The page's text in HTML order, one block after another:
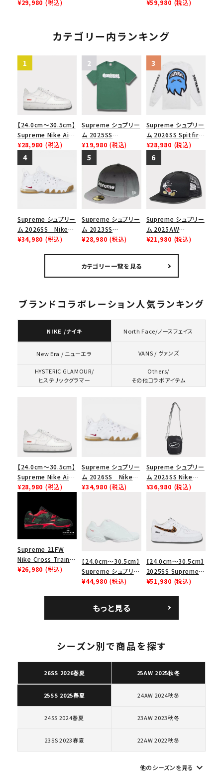
キーワードから探す
Force 1 Low シュプ
ューズ ブラック
¥29,980 (税込)
Rolling Tote
ブラック
¥59,980 (税込)
カテゴリー内ランキング
【24.0cm～30.5cm】
Supreme Nike Air
Force 1 Low シュプ
リーム ナイキエアフォ
ース１スニーカー シ
ューズ ホワイト
¥28,980 (税込)
Supreme シュプリー
ム 2025SS
Homerun Tee ホー
ムランTシャツ ライト
パイン
¥19,980 (税込)
Supreme シュプリー
ム 2026SS Spitfire
L/S Tee スピットファ
イア ロングスリーブ
Tシャツ ホワイト
¥28,980 (税込)
Supreme シュプリー
ム 2026SS Nike
SB Air Max 2 CB 94
¥34,980 (税込)
Supreme シュプリー
ム 2023SS
Gradient Box
スロゴニューエラキャ
ップ 帽子 ブラック
¥28,980 (税込)
Supreme シュプリー
ム 2025AW
Number (N)ine x
ナンバーナイン x ミッ
キーマウス メッシュ
プ ブラック
¥21,980 (税込)
カテゴリー一覧を見る
ブランドコラボレーション人気ランキング
NIKE /ナイキ North Face/ノースフェイス
New Era / ニューエラ VANS / ヴァンズ
HYSTERIC GLAMOUR/
ヒステリックグラマー
Others/
その他コラボアイテム
【24.0cm～30.5cm】
Supreme Nike Air
Force 1 Low シュプ
ース１スニーカー シ
ューズ ホワイト
¥28,980 (税込)
Supreme シュプリー
ム 2026SS Nike
SB Air Max 2 CB 94
¥34,980 (税込)
Supreme シュプリー
ム 2025SS Nike
Leather Shoulder
¥36,980 (税込)
Supreme 21FW
Nike Cross Trainer
Low ナイキクロスト
¥26,980 (税込)
【24.0cm～30.5cm】
Supreme シュプリー
ム 2023AW Nike
カー ホワイト 白
¥44,980 (税込)
【24.0cm～30.5cm】
2025SS Supreme
GOODENOUGH
ムグッドイナフ ナイキ
エアフォース１スニー
ト
¥51,980 (税込)
もっと見る
シーズン別で商品を探す
26SS 2026春夏 25AW 2025秋冬
25SS 2025春夏 24AW 2024秋冬
24SS 2024春夏 23AW 2023秋冬
23SS 2023春夏 22AW 2022秋冬
他のシーズンを見る keyboard_arrow_down